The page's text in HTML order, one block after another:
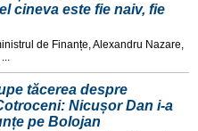
cineva este fie naiv, fie
de Finanțe, Alexandru Nazare,
tăcerea despre
Nicușor Dan i-a
pe Bolojan